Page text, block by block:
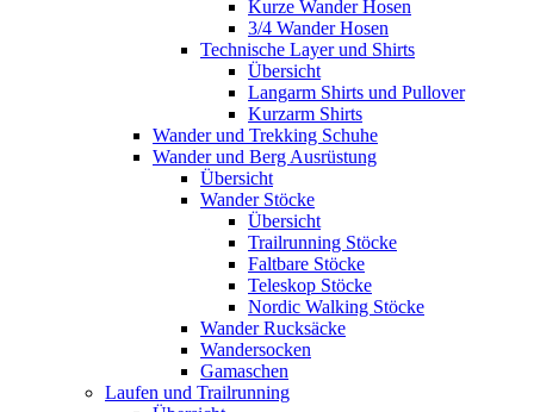
Kurze Wander Hosen
3/4 Wander Hosen
Technische Layer und Shirts
Übersicht
Langarm Shirts und Pullover
Kurzarm Shirts
Wander und Trekking Schuhe
Wander und Berg Ausrüstung
Übersicht
Wander Stöcke
Übersicht
Trailrunning Stöcke
Faltbare Stöcke
Teleskop Stöcke
Nordic Walking Stöcke
Wander Rucksäcke
Wandersocken
Gamaschen
Laufen und Trailrunning